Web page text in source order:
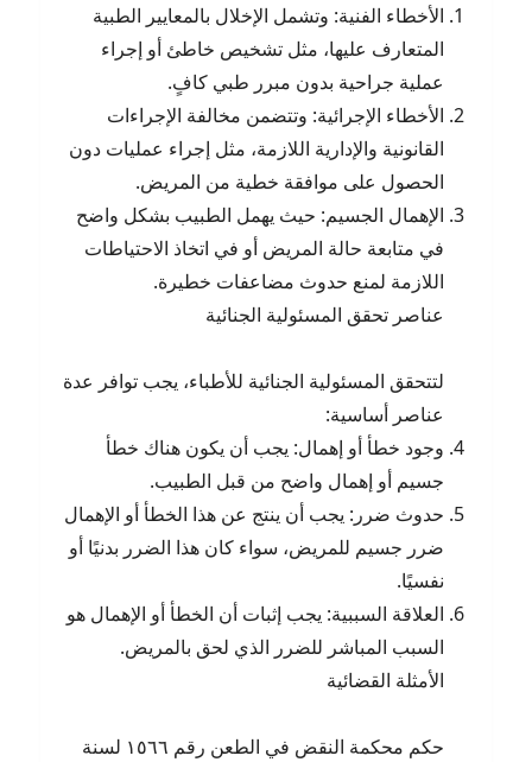
الأخطاء الفنية: وتشمل الإخلال بالمعايير الطبية
المتعارف عليها، مثل تشخيص خاطئ أو إجراء
عملية جراحية بدون مبرر طبي كافٍ.
الأخطاء الإجرائية: وتتضمن مخالفة الإجراءات
القانونية والإدارية اللازمة، مثل إجراء عمليات دون
الحصول على موافقة خطية من المريض.
الإهمال الجسيم: حيث يهمل الطبيب بشكل واضح
في متابعة حالة المريض أو في اتخاذ الاحتياطات
اللازمة لمنع حدوث مضاعفات خطيرة.
عناصر تحقق المسئولية الجنائية
لتتحقق المسئولية الجنائية للأطباء، يجب توافر عدة
عناصر أساسية:
وجود خطأ أو إهمال: يجب أن يكون هناك خطأ
جسيم أو إهمال واضح من قبل الطبيب.
حدوث ضرر: يجب أن ينتج عن هذا الخطأ أو الإهمال
ضرر جسيم للمريض، سواء كان هذا الضرر بدنيًا أو
نفسيًا.
العلاقة السببية: يجب إثبات أن الخطأ أو الإهمال هو
السبب المباشر للضرر الذي لحق بالمريض.
الأمثلة القضائية
حكم محكمة النقض في الطعن رقم ۱٥٦٦ لسنة